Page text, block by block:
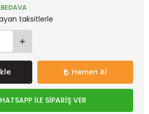
BEDAVA
taksitlerle
Hemen Al
İLE SİPARİŞ VER